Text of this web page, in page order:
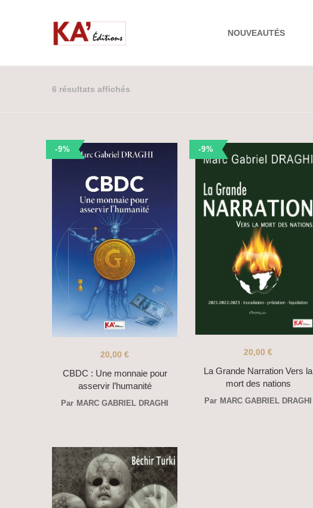
NOUVEAUTÉS
6 résultats affichés
-9%
CBDC : Une monnaie pour
asservir l’humanité
20,00 €
Par MARC GABRIEL DRAGHI
-9%
La Grande Narration Vers la
mort des nations
20,00 €
Par MARC GABRIEL DRAGHI